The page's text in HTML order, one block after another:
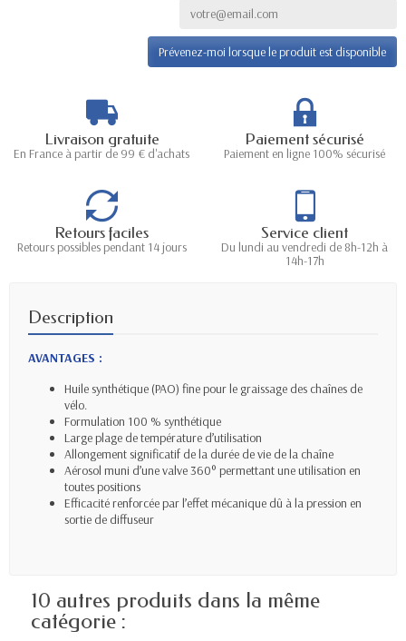
Prévenez-moi lorsque le produit est disponible
Livraison gratuite
En France à partir de 99 € d'achats
Paiement sécurisé
Paiement en ligne 100% sécurisé
Retours faciles
Retours possibles pendant 14 jours
Service client
Du lundi au vendredi de 8h-12h à
14h-17h
Description
AVANTAGES :
Huile synthétique (PAO) fine pour le graissage des chaînes de
vélo.
Formulation 100 % synthétique
Large plage de température d’utilisation
Allongement significatif de la durée de vie de la chaîne
Aérosol muni d’une valve 360° permettant une utilisation en
toutes positions
Efficacité renforcée par l’effet mécanique dû à la pression en
sortie de diffuseur
10 autres produits dans la même
catégorie :